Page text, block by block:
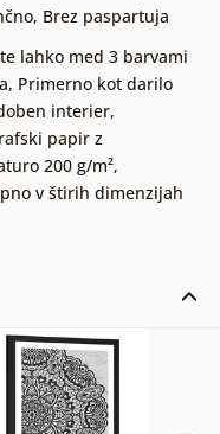
, Brez paspartuja
lahko med 3 barvami
, Primerno kot darilo
interier,
papir z
200 g/m²,
v štirih dimenzijah